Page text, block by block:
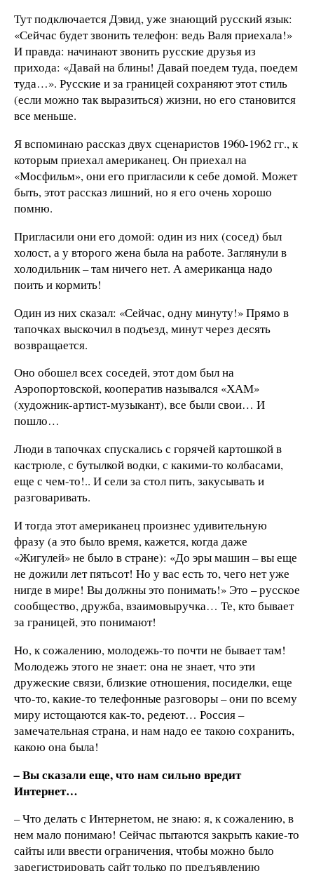
Тут подключается Дэвид, уже знающий русский язык:
«Сейчас будет звонить телефон: ведь Валя приехала!»
И правда: начинают звонить русские друзья из
прихода: «Давай на блины! Давай поедем туда, поедем
туда…». Русские и за границей сохраняют этот стиль
(если можно так выразиться) жизни, но его становится
все меньше.
Я вспоминаю рассказ двух сценаристов 1960-1962 гг., к
которым приехал американец. Он приехал на
«Мосфильм», они его пригласили к себе домой. Может
быть, этот рассказ лишний, но я его очень хорошо
помню.
Пригласили они его домой: один из них (сосед) был
холост, а у второго жена была на работе. Заглянули в
холодильник – там ничего нет. А американца надо
поить и кормить!
Один из них сказал: «Сейчас, одну минуту!» Прямо в
тапочках выскочил в подъезд, минут через десять
возвращается.
Оно обошел всех соседей, этот дом был на
Аэропортовской, кооператив назывался «ХАМ»
(художник-артист-музыкант), все были свои… И
пошло…
Люди в тапочках спускались с горячей картошкой в
кастрюле, с бутылкой водки, с какими-то колбасами,
еще с чем-то!.. И сели за стол пить, закусывать и
разговаривать.
И тогда этот американец произнес удивительную
фразу (а это было время, кажется, когда даже
«Жигулей» не было в стране): «До эры машин – вы еще
не дожили лет пятьсот! Но у вас есть то, чего нет уже
нигде в мире! Вы должны это понимать!» Это – русское
сообщество, дружба, взаимовыручка… Те, кто бывает
за границей, это понимают!
Но, к сожалению, молодежь-то почти не бывает там!
Молодежь этого не знает: она не знает, что эти
дружеские связи, близкие отношения, посиделки, еще
что-то, какие-то телефонные разговоры – они по всему
миру истощаются как-то, редеют… Россия –
замечательная страна, и нам надо ее такою сохранить,
какою она была!
–Вы сказали еще, что нам сильно вредит
Интернет…
– Что делать с Интернетом, не знаю: я, к сожалению, в
нем мало понимаю! Сейчас пытаются закрыть какие-то
сайты или ввести ограничения, чтобы можно было
зарегистрировать сайт только по предъявлению